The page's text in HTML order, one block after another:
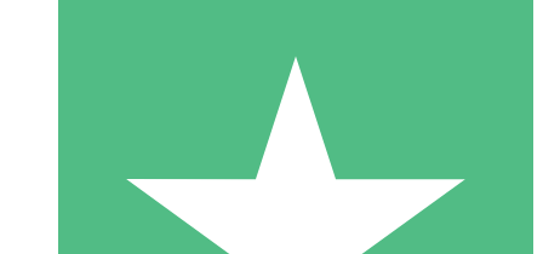
Individuella Kreditpaket
Betala per användning med nedladdningskrediter. Inget